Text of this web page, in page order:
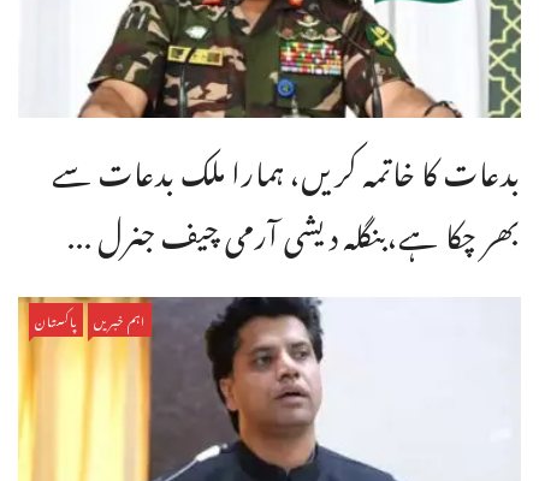
بدعات کا خاتمہ کریں، ہمارا ملک بدعات سے
بھر چکا ہے،بنگله دیشی آرمی چیف جنرل ...
اہم خبریں پاکستان